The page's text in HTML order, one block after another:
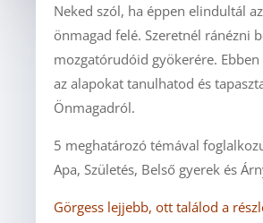
Neked szól, ha éppen elindultál
önmagad felé. Szeretnél ránézni
mozgatórudóid gyökerére.
az alapokat tanulhatod és
Önmagadról.
5 meghatározó témával
Apa, Születés, Belső gyerek és
Görgess lejjebb, ott találod a